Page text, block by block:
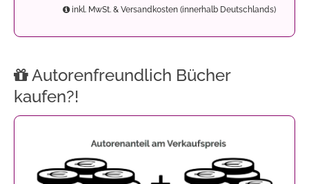
inkl. MwSt. & Versandkosten (innerhalb Deutschlands)
Autorenfreundlich Bücher
kaufen?!